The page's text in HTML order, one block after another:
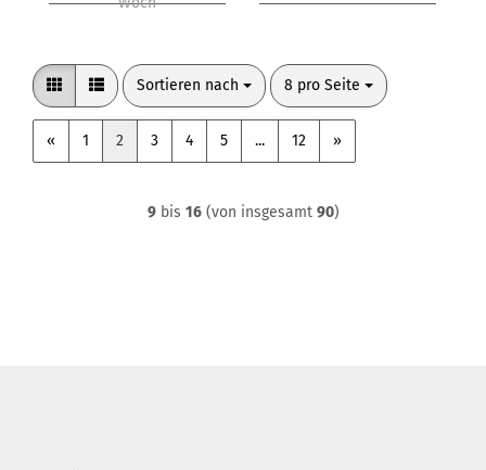
Sortieren nach
Sortieren nach 8 pro Seite
pro Seite
« 1 2 3 4 5 ... 12 »
9bis 16(von insgesamt 90)